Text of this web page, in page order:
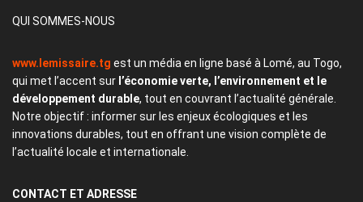
QUI SOMMES-NOUS
www.lemissaire.tg est un média en ligne basé à Lomé, au Togo,
qui met l’accent sur l’économie verte, l’environnement et le
développement durable, tout en couvrant l’actualité générale.
Notre objectif : informer sur les enjeux écologiques et les
innovations durables, tout en offrant une vision complète de
l’actualité locale et internationale.
CONTACT ET ADRESSE